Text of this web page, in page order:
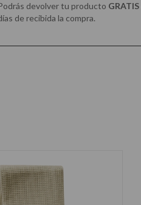
devolver tu producto GRATIS
de recibida la compra.